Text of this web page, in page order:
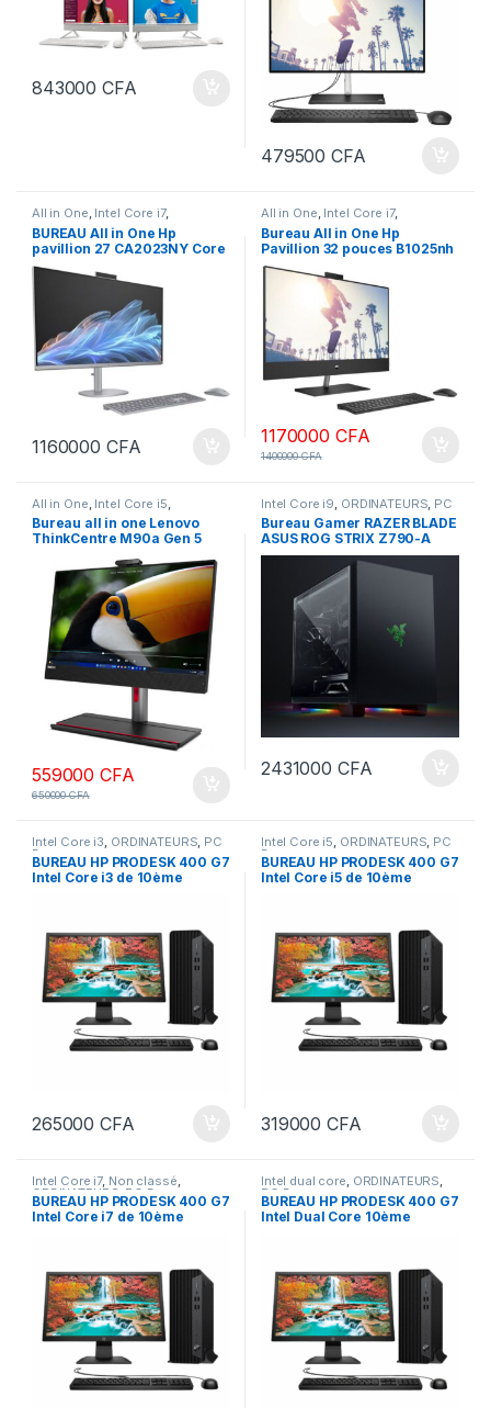
ECRAN 24 Pouces
843000CFA
479500CFA
All in One, Intel Core i7,
ORDINATEURS PC Bureau
BUREAU All in One Hp
pavillion 27 CA2023NY Core
i7, Ram 16gb , 512SSD écran
27 pouces tactile, carte
graphique 4Gb, 14ème
génération
1160000 CFA
All in One, Intel Core i7,
ORDINATEURS ,PC Bureau
Bureau All in One Hp
Pavillion 32 pouces B1025nh
Intel Core i7 de 13ème
Génération 16 Go DDR4
RAM-1To SSD-ECRAN 32
Pouces Windows 11 Pro
Garantie : 1 an
1170000 CFA
1400000CFA
All in One Intel Core i5
ORDINATEURS PC Bureau
Bureau all in one Lenovo
ThinkCentre M90a Gen 5
512 Go LED 23.8″ Full HD Wi-
Fi 6E/Bluetooth Windows 11
Professionnel
559000CFA
650000CFA
Intel Core i9 ORDINATEURS PC
Bureau
Bureau Gamer RAZER BLADE
ASUS ROG STRIX Z790-A
Core i9-12900K_30MB
cache _LGA1700 RAM 64Go
DDR5 Disque 4 To Nvidia
GeForce RTX 3090 DDR5 de
24Go
2431000 CFA
Intel Core i3, ORDINATEURS, PC
Bureau
BUREAU HP PRODESK 400 G7
Intel Core i3 de 10ème
265000CFA
Intel Core i5, ORDINATEURS, PC
Bureau
BUREAU HP PRODESK 400 G7
Intel Core i5 de 10ème
319000CFA
Intel Core i7, Non classé,
ORDINATEURS,PC Bureau
BUREAU HP PRODESK 400 G7
Intel Core i7 de 10ème
Intel dual core, ORDINATEURS,
PC Bureau
BUREAU HP PRODESK 400 G7
Intel Dual Core 10ème